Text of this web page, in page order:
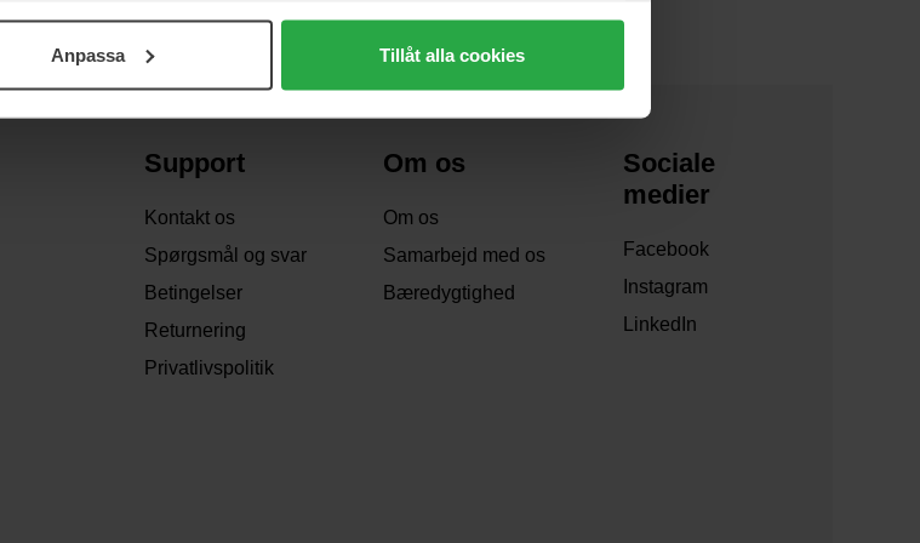
Anpassa Tillåt alla cookies
Support
Kontakt os
Spørgsmål og svar
Betingelser
Returnering
Privatlivspolitik
Om os
Om os
Samarbejd med os
Bæredygtighed
Sociale
medier
Facebook
Instagram
LinkedIn